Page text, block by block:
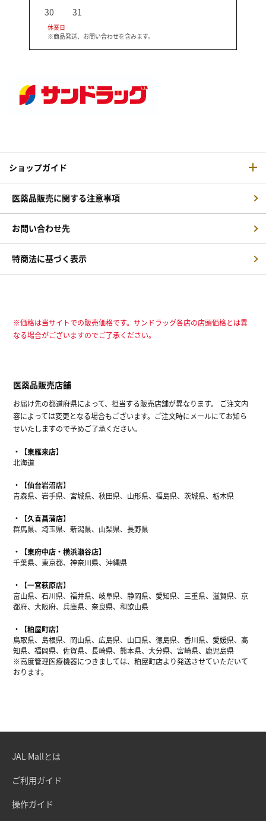
30
31
休業日
※商品発送、お問い合わせを含みます。
ショップガイド
医薬品販売に関する注意事項
お問い合わせ先
特商法に基づく表示
※価格は当サイトでの販売価格です。サンドラッグ各店の店頭価格とは異
なる場合がございますのでご了承ください。
医薬品販売店舗
お届け先の都道府県によって、担当する販売店舗が異なります。 ご注文内
容によっては変更となる場合もございます。ご注文時にメールにてお知ら
せいたしますので予めご了承ください。
【東雁来店】
北海道
【仙台岩沼店】
青森県、岩手県、宮城県、秋田県、山形県、福島県、茨城県、栃木県
【久喜菖蒲店】
群馬県、埼玉県、新潟県、山梨県、長野県
【東府中店・横浜瀬谷店】
千葉県、東京都、神奈川県、沖縄県
【一宮萩原店】
富山県、石川県、福井県、岐阜県、静岡県、愛知県、三重県、滋賀県、京
都府、大阪府、兵庫県、奈良県、和歌山県
【粕屋町店】
鳥取県、島根県、岡山県、広島県、山口県、徳島県、香川県、愛媛県、高
知県、福岡県、佐賀県、長崎県、熊本県、大分県、宮崎県、鹿児島県
※高度管理医療機器につきましては、粕屋町店より発送させていただいて
おります。
JAL Mallとは
ご利用ガイド
操作ガイド